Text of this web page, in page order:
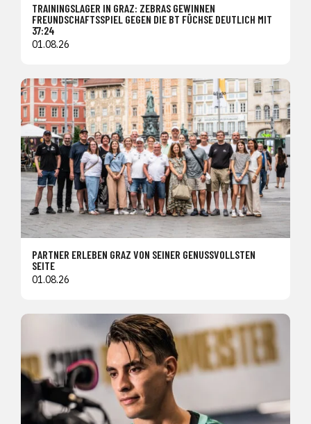
TRAININGSLAGER IN GRAZ: ZEBRAS GEWINNEN
FREUNDSCHAFTSSPIEL GEGEN DIE BT FÜCHSE DEUTLICH MIT
37:24
01.08.26
PARTNER ERLEBEN GRAZ VON SEINER GENUSSVOLLSTEN
SEITE
01.08.26